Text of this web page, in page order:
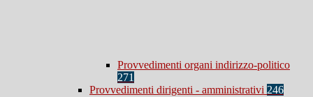
Provvedimenti organi indirizzo-politico
271
Provvedimenti dirigenti - amministrativi 246